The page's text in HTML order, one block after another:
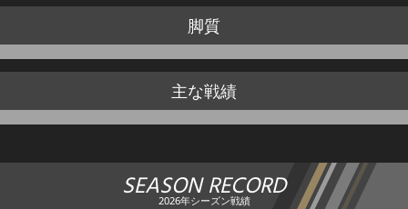
脚質
主な戦績
SEASON RECORD
2026年シーズン戦績